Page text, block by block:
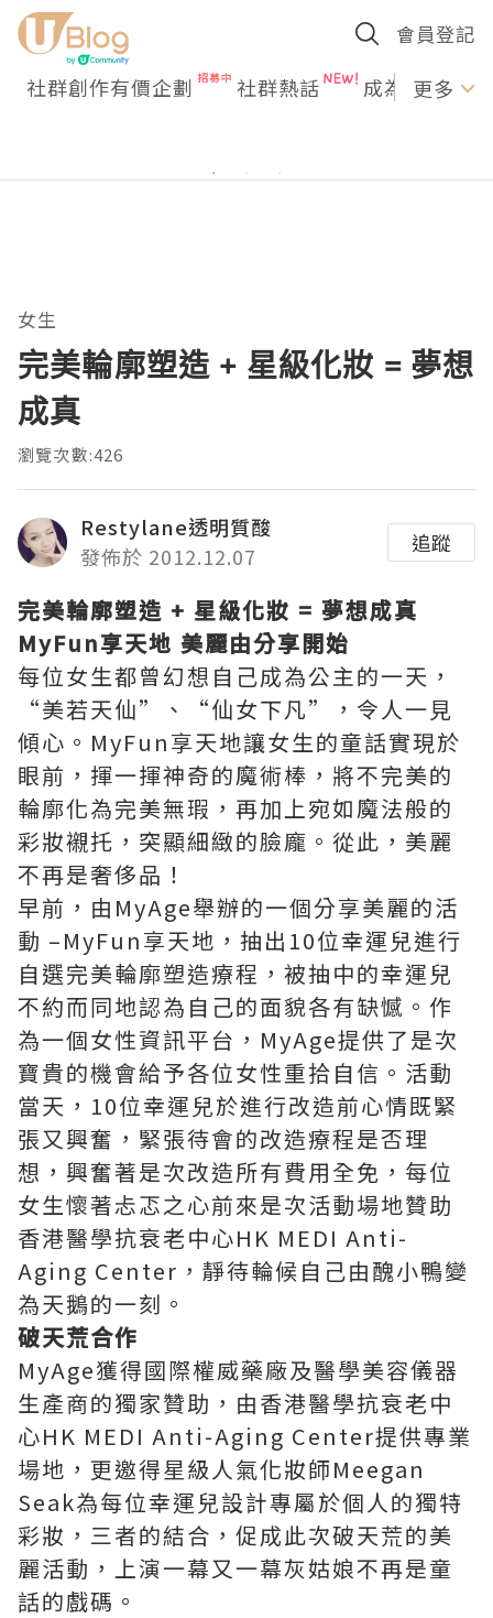
會員登記
社群創作有價企劃 社群熱話 成為U更多
女生
完美輪廓塑造 + 星級化妝 = 夢想
成真
瀏覽次數:426
Restylane透明質酸
發佈於 2012.12.07
追蹤
完美輪廓塑造 + 星級化妝 = 夢想成真
MyFun享天地 美麗由分享開始
每位女生都曾幻想自己成為公主的一天，
“美若天仙”、“仙女下凡”，令人一見
傾心。MyFun享天地讓女生的童話實現於
眼前，揮一揮神奇的魔術棒，將不完美的
輪廓化為完美無瑕，再加上宛如魔法般的
彩妝襯托，突顯細緻的臉龐。從此，美麗
不再是奢侈品！
早前，由MyAge舉辦的一個分享美麗的活
動 –MyFun享天地，抽出10位幸運兒進行
自選完美輪廓塑造療程，被抽中的幸運兒
不約而同地認為自己的面貌各有缺憾。作
為一個女性資訊平台，MyAge提供了是次
寶貴的機會給予各位女性重拾自信。活動
當天，10位幸運兒於進行改造前心情既緊
張又興奮，緊張待會的改造療程是否理
想，興奮著是次改造所有費用全免，每位
女生懷著忐忑之心前來是次活動場地贊助
香港醫學抗衰老中心HK MEDI Anti-
Aging Center，靜待輪候自己由醜小鴨變
為天鵝的一刻。
破天荒合作
MyAge獲得國際權威藥廠及醫學美容儀器
生產商的獨家贊助，由香港醫學抗衰老中
心HK MEDI Anti-Aging Center提供專業
場地，更邀得星級人氣化妝師Meegan
Seak為每位幸運兒設計專屬於個人的獨特
彩妝，三者的結合，促成此次破天荒的美
麗活動，上演一幕又一幕灰姑娘不再是童
話的戲碼。